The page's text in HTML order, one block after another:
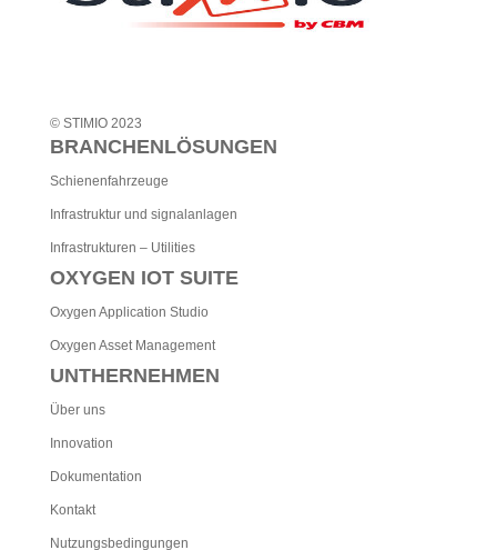
© STIMIO 2023
BRANCHENLÖSUNGEN
Schienenfahrzeuge
Infrastruktur und signalanlagen
Infrastrukturen – Utilities
OXYGEN IOT SUITE
Oxygen Application Studio
Oxygen Asset Management
UNTHERNEHMEN
Über uns
Innovation
Dokumentation
Kontakt
Nutzungsbedingungen